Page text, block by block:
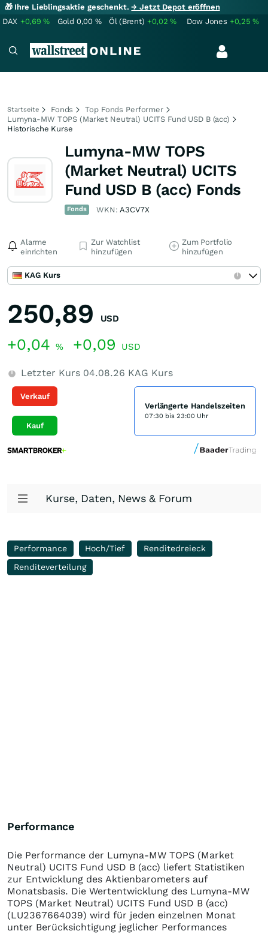
🎁 Ihre Lieblingsaktie geschenkt.→ Jetzt Depot eröffnen
DAX +0,69% Gold 0,00 % Öl (Brent) +0,02% Dow Jones +0,25%
Startseite Fonds
Top Fonds Performer
Lumyna-MW TOPS (Market Neutral) UCITS Fund USD B (acc)
Historische Kurse
Lumyna-MW TOPS
(Market Neutral) UCITS
Fund USD B (acc) Fonds
Fonds WKN:A3CV7X
Alarme
einrichten
Zur Watchlist
hinzufügen
Zum Portfolio
hinzufügen
KAG Kurs
250,89 USD
+0,04 % +0,09 USD
Letzter Kurs 04.08.26 KAG Kurs
Verkauf
Kauf
Verlängerte Handelszeiten
07:30 bis 23:00 Uhr
Kurse, Daten, News & Forum
Performance Hoch/Tief
Renditedreieck
Renditeverteilung
Performance
Die Performance der Lumyna-MW TOPS (Market
Neutral) UCITS Fund USD B (acc) liefert Statistiken
zur Entwicklung des Aktienbarometers auf
Monatsbasis. Die Wertentwicklung des Lumyna-MW
TOPS (Market Neutral) UCITS Fund USD B (acc)
(LU2367664039) wird für jeden einzelnen Monat
unter Berücksichtigung jeglicher Performances